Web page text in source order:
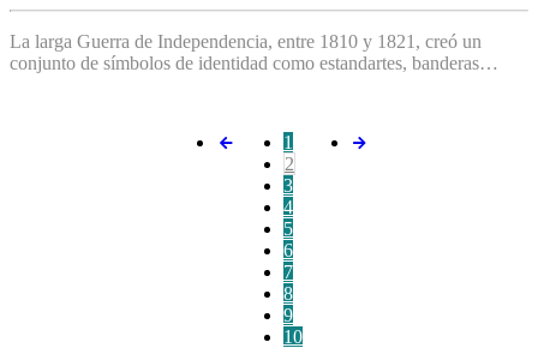
La larga Guerra de Independencia, entre 1810 y 1821, creó un
conjunto de símbolos de identidad como estandartes, banderas…
1
2
3
4
5
6
7
8
9
10